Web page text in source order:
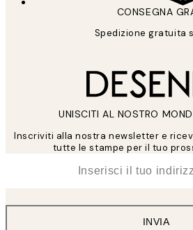
CONSEGNA
Spedizione gratuita
UNISCITI AL NOSTRO
Inscriviti alla nostra newsletter e
tutte le stampe per il tuo
INVIA